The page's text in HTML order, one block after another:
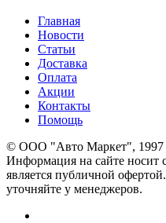
Главная
Новости
Статьи
Доставка
Оплата
Акции
Контакты
Помощь
© OOO "Авто Маркет", 1997
Информация на сайте носит
является публичной
уточняйте у менеджеров.